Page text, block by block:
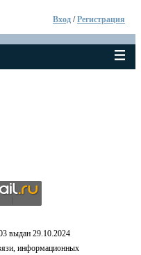
Вход /Регистрация
выдан 29.10.2024
информационных